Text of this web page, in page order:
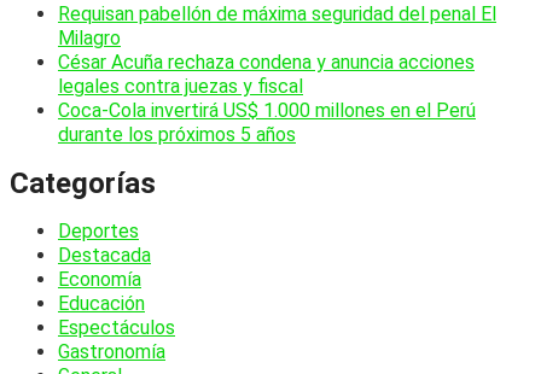
Requisan pabellón de máxima seguridad del penal El
Milagro
César Acuña rechaza condena y anuncia acciones
legales contra juezas y fiscal
Coca-Cola invertirá US$ 1.000 millones en el Perú
durante los próximos 5 años
Categorías
Deportes
Destacada
Economía
Educación
Espectáculos
Gastronomía